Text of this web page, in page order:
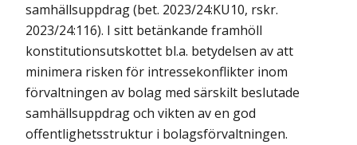
samhällsuppdrag (bet. 2023/24:KU10, rskr.
2023/24:116). I sitt betänk­ande framhöll
konstitutionsutskottet bl.a. betydelsen av att
minimera risken för intressekonflikter inom
förvaltningen av bolag med särskilt beslutade
sam­hälls­uppdrag och vikten av en god
offentlighetsstruktur i bolags­för­valtningen.